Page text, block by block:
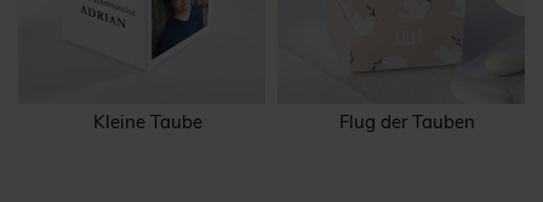
Kleine Taube Flug der Tauben